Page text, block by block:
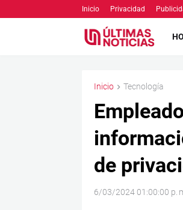
Inicio Privacidad
Inicio Tecnología
de
6/03/2024 01:00:00 p.